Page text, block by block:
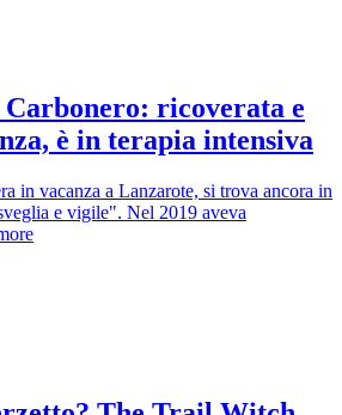
ricoverata e
è in terapia intensiva
in vacanza a Lanzarote, si trova ancora in
e vigile". Nel 2019 aveva